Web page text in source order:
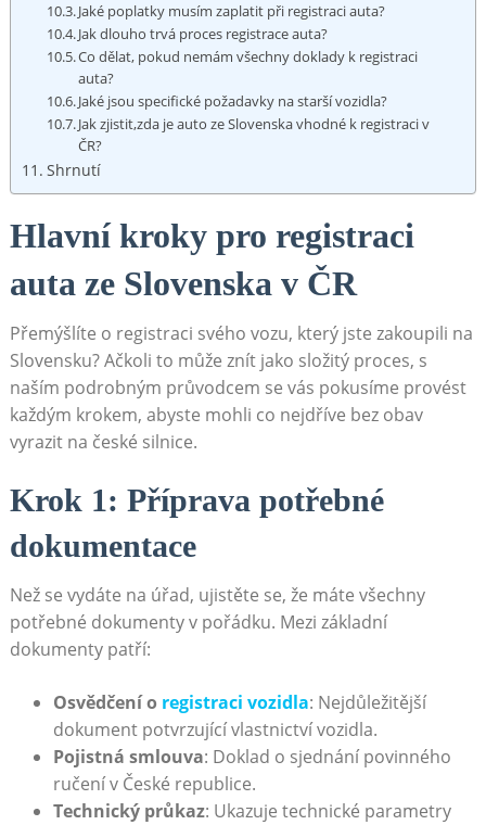
Jaké poplatky musím​ zaplatit ​při registraci auta?
Jak dlouho ‌trvá proces registrace ‍auta?
Co dělat,‌ pokud⁤ nemám všechny doklady k registraci
auta?
Jaké‍ jsou specifické požadavky na starší vozidla?
Jak zjistit,zda je auto ze Slovenska vhodné ⁢k registraci v
⁤ČR?
Shrnutí
Hlavní kroky ​pro ​registraci‌
auta ze Slovenska ⁢v ČR
Přemýšlíte o registraci svého ⁢vozu, který ⁣jste zakoupili na
Slovensku? Ačkoli ⁣to může znít ⁢jako složitý proces,‍ s
naším podrobným průvodcem se vás pokusíme provést
‍každým krokem, abyste mohli co nejdříve bez obav
vyrazit⁤ na české silnice.
Krok ⁤1: ‍Příprava potřebné
⁤dokumentace
Než ‌se vydáte na úřad, ujistěte se, že máte všechny
potřebné dokumenty‍ v pořádku.​ Mezi základní
dokumenty patří:
Osvědčení o registraci‍ vozidla:​ Nejdůležitější⁢
dokument potvrzující⁤ vlastnictví vozidla.
Pojistná smlouva: Doklad o sjednání povinného
ručení ‍v České republice.
Technický průkaz: Ukazuje ⁢technické ‌parametry